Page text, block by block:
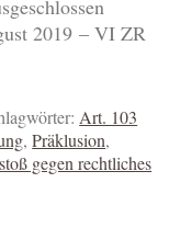
2019 – VI ZR
Art. 103
,Präklusion,
gegen rechtliches